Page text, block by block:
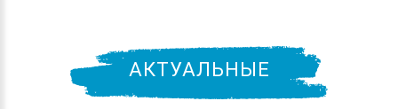
АКТУАЛЬНЫЕ